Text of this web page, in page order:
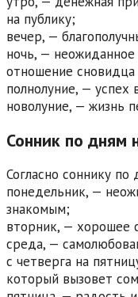
на публику;
вечер, —
ночь, —
отношение сновидца
полнолуние, — успех
новолуние, — жизнь
Сонник по дням
Согласно соннику по
понедельник, —
знакомым;
вторник, — хорошее
среда, —
с четверга на
который вызовет